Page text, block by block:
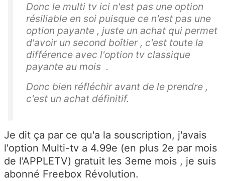
Donc le multi tv ici n'est pas une option
résiliable en soi puisque ce n'est pas une
option payante , juste un achat qui permet
d'avoir un second boîtier , c'est toute la
différence avec l'option tv classique
payante au mois .
Donc bien réfléchir avant de le prendre ,
c'est un achat définitif.
Je dit ça par ce qu'a la souscription, j'avais
l'option Multi-tv a 4.99e (en plus 2e par mois
de l'APPLETV) gratuit les 3eme mois , je suis
abonné Freebox Révolution.